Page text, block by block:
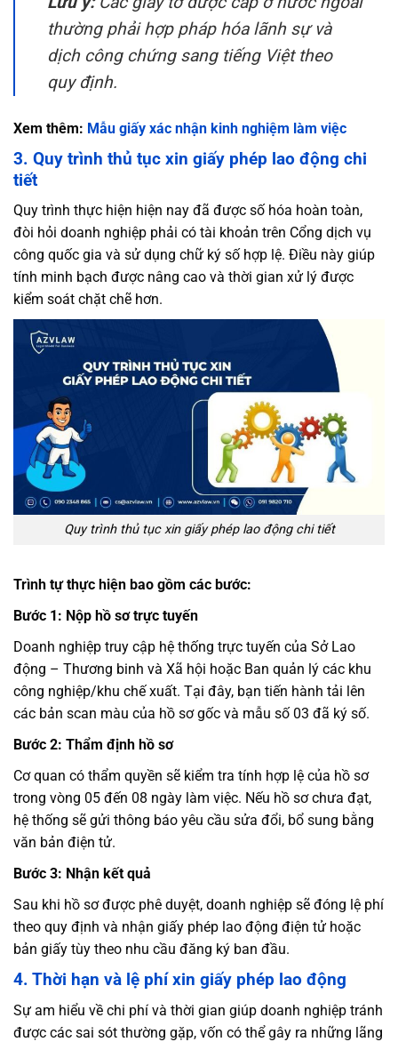
thường phải hợp pháp hóa lãnh sự và
dịch công chứng sang tiếng Việt theo
quy định.
Xem thêm: Mẫu giấy xác nhận kinh nghiệm làm việc
3. Quy trình thủ tục xin giấy phép lao động chi
tiết
Quy trình thực hiện hiện nay đã được số hóa hoàn toàn,
đòi hỏi doanh nghiệp phải có tài khoản trên Cổng dịch vụ
công quốc gia và sử dụng chữ ký số hợp lệ. Điều này giúp
tính minh bạch được nâng cao và thời gian xử lý được
kiểm soát chặt chẽ hơn.
Quy trình thủ tục xin giấy phép lao động chi tiết
Trình tự thực hiện bao gồm các bước:
Bước 1: Nộp hồ sơ trực tuyến
Doanh nghiệp truy cập hệ thống trực tuyến của Sở Lao
động – Thương binh và Xã hội hoặc Ban quản lý các khu
công nghiệp/khu chế xuất. Tại đây, bạn tiến hành tải lên
các bản scan màu của hồ sơ gốc và mẫu số 03 đã ký số.
Bước 2: Thẩm định hồ sơ
Cơ quan có thẩm quyền sẽ kiểm tra tính hợp lệ của hồ sơ
trong vòng 05 đến 08 ngày làm việc. Nếu hồ sơ chưa đạt,
hệ thống sẽ gửi thông báo yêu cầu sửa đổi, bổ sung bằng
văn bản điện tử.
Bước 3: Nhận kết quả
Sau khi hồ sơ được phê duyệt, doanh nghiệp sẽ đóng lệ phí
theo quy định và nhận giấy phép lao động điện tử hoặc
bản giấy tùy theo nhu cầu đăng ký ban đầu.
4. Thời hạn và lệ phí xin giấy phép lao động
Sự am hiểu về chi phí và thời gian giúp doanh nghiệp tránh
được các sai sót thường gặp, vốn có thể gây ra những lãng